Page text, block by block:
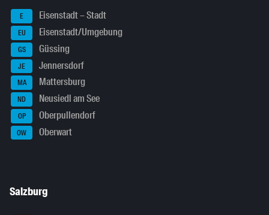
E Eisenstadt – Stadt
EU Eisenstadt/Umgebung
GS Güssing
JE Jennersdorf
MA Mattersburg
ND Neusiedl am See
OP Oberpullendorf
OW Oberwart
Salzburg